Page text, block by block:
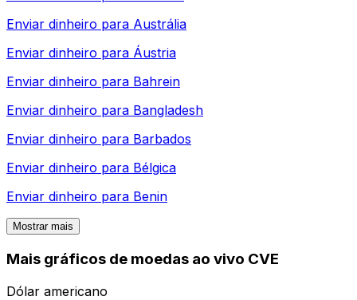
Enviar dinheiro para Austrália
Enviar dinheiro para Áustria
Enviar dinheiro para Bahrein
Enviar dinheiro para Bangladesh
Enviar dinheiro para Barbados
Enviar dinheiro para Bélgica
Enviar dinheiro para Benin
Mostrar mais
Mais gráficos de moedas ao vivo CVE
Dólar americano